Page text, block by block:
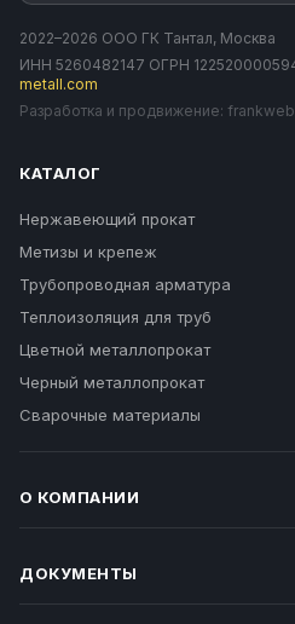
2022–2026 ООО ГК Тантал, Москва
ИНН 5260482147 ОГРН
metall.com
Разработка и продвижение:
КАТАЛОГ
Нержавеющий прокат
Метизы и крепеж
Трубопроводная арматура
Теплоизоляция для труб
Цветной металлопрокат
Черный металлопрокат
Сварочные материалы
О КОМПАНИИ
ДОКУМЕНТЫ